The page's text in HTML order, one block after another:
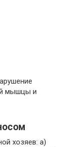
мышцы и
хозяев: а)